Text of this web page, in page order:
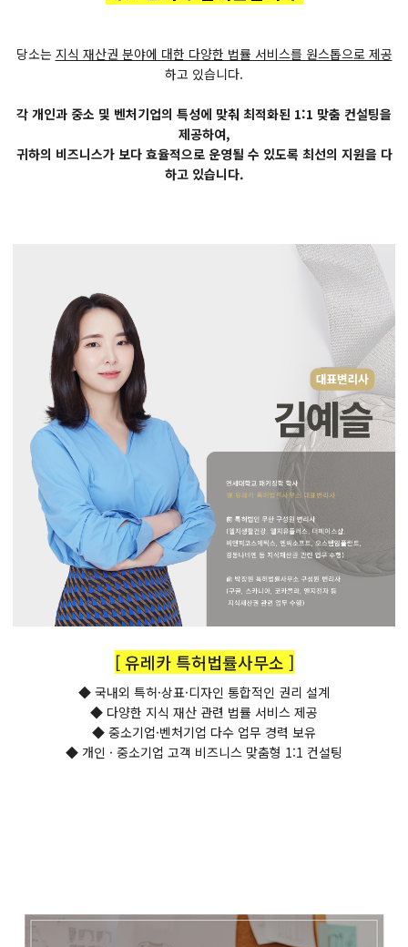
당소는 지식 재산권 분야에 대한 다양한 법률 서비스를 원스톱으로 제공
하고 있습니다.
각 개인과 중소 및 벤처기업의 특성에 맞춰 최적화된 1:1 맞춤 컨설팅을
제공하여,
귀하의 비즈니스가 보다 효율적으로 운영될 수 있도록 최선의 지원을 다
하고 있습니다.
[ 유레카 특허법률사무소 ]
◆ 국내외 특허·상표·디자인 통합적인 권리 설계
◆ 다양한 지식 재산 관련 법률 서비스 제공
◆ 중소기업·벤처기업 다수 업무 경력 보유
◆ 개인 · 중소기업 고객 비즈니스 맞춤형 1:1 컨설팅